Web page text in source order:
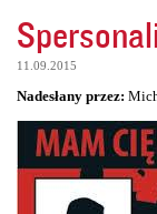
11.09.2015
Nadesłany przez: